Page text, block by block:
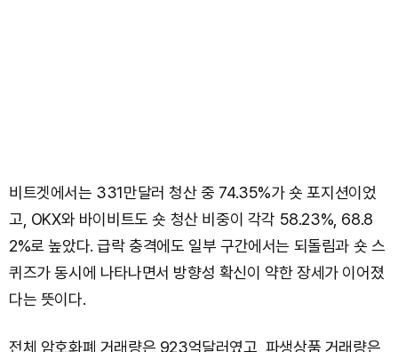
비트겟에서는 331만달러 청산 중 74.35%가 숏 포지션이었
고, OKX와 바이비트도 숏 청산 비중이 각각 58.23%, 68.8
2%로 높았다. 급락 충격에도 일부 구간에서는 되돌림과 숏 스
퀴즈가 동시에 나타나면서 방향성 확신이 약한 장세가 이어졌
다는 뜻이다.
전체 암호화폐 거래량은 923억달러였고, 파생상품 거래량은